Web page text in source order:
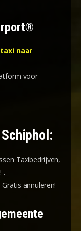
naar
voor
Taxibedrijven,
.
Gratis annuleren!